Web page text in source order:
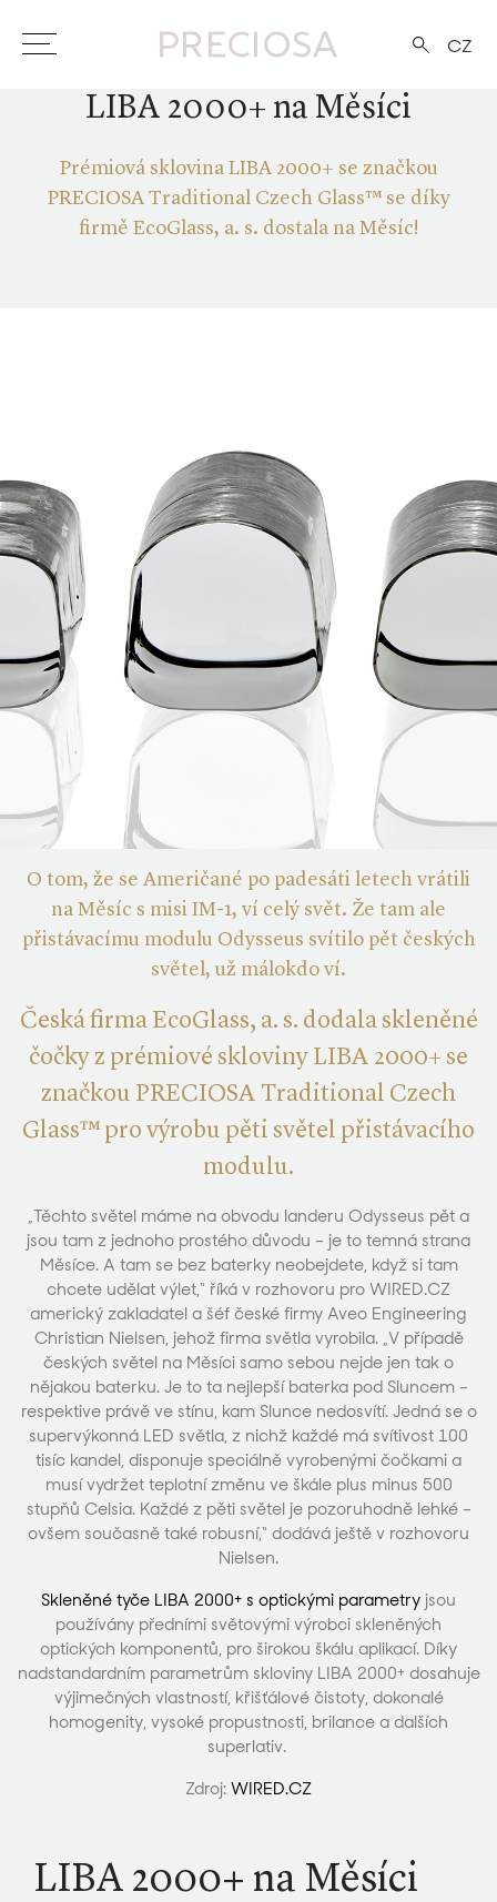
CZ
LIBA 2000+ na Měsíci
Prémiová sklovina LIBA 2000+ se značkou
PRECIOSA Traditional Czech Glass™ se díky
firmě EcoGlass, a. s. dostala na Měsíc!
O tom, že se Američané po padesáti letech vrátili
na Měsíc s misi IM-1, ví celý svět. Že tam ale
přistávacímu modulu Odysseus svítilo pět českých
světel, už málokdo ví.
Česká firma EcoGlass, a. s. dodala skleněné
čočky z prémiové skloviny LIBA 2000+ se
značkou PRECIOSA Traditional Czech
Glass™ pro výrobu pěti světel přistávacího
modulu.
„Těchto světel máme na obvodu landeru Odysseus pět a
jsou tam z jednoho prostého důvodu – je to temná strana
Měsíce. A tam se bez baterky neobejdete, když si tam
chcete udělat výlet,“ říká v rozhovoru pro WIRED.CZ
americký zakladatel a šéf české firmy Aveo Engineering
Christian Nielsen, jehož firma světla vyrobila. „V případě
českých světel na Měsíci samo sebou nejde jen tak o
nějakou baterku. Je to ta nejlepší baterka pod Sluncem –
respektive právě ve stínu, kam Slunce nedosvítí. Jedná se o
supervýkonná LED světla, z nichž každé má svítivost 100
tisíc kandel, disponuje speciálně vyrobenými čočkami a
musí vydržet teplotní změnu ve škále plus minus 500
stupňů Celsia. Každé z pěti světel je pozoruhodně lehké –
ovšem současně také robusní,“ dodává ještě v rozhovoru
Nielsen.
Skleněné tyče LIBA 2000+ s optickými parametry jsou
používány předními světovými výrobci skleněných
optických komponentů, pro širokou škálu aplikací. Díky
nadstandardním parametrům skloviny LIBA 2000+ dosahuje
výjimečných vlastností, křišťálové čistoty, dokonalé
homogenity, vysoké propustnosti, brilance a dalších
superlativ.
Zdroj: WIRED.CZ
LIBA 2000+ na Měsíci